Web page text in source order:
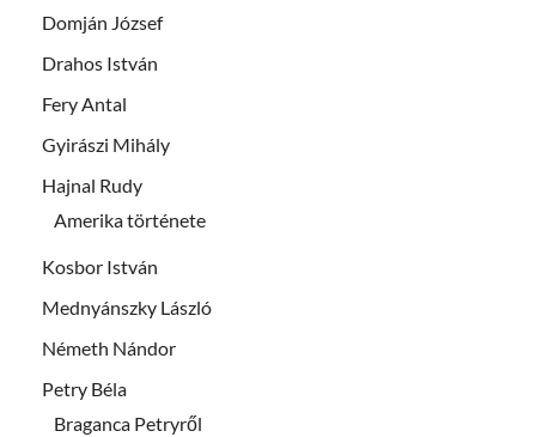
Domján József
Drahos István
Fery Antal
Gyirászi Mihály
Hajnal Rudy
Amerika története
Kosbor István
Mednyánszky László
Németh Nándor
Petry Béla
Braganca Petryről